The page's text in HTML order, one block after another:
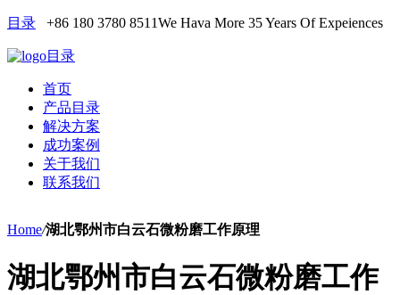
目录 +86 180 3780 8511We Hava More 35 Years Of Expeiences
目录
首页
产品目录
解决方案
成功案例
关于我们
联系我们
Home/湖北鄂州市白云石微粉磨工作原理
湖北鄂州市白云石微粉磨工作